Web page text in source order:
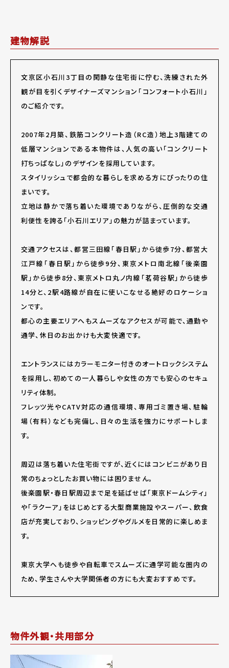
建物解説
文京区小石川3丁目の閑静な住宅街に佇む、洗練された外
観が目を引くデザイナーズマンション「コンフォート小石川」
のご紹介です。
2007年2月築、鉄筋コンクリート造（RC造）地上3階建ての
低層マンションである本物件は、人気の高い「コンクリート
打ちっぱなし」のデザインを採用しています。
スタイリッシュで都会的な暮らしを求める方にぴったりの住
まいです。
立地は静かで落ち着いた環境でありながら、圧倒的な交通
利便性を誇る「小石川エリア」の魅力が詰まっています。
交通アクセスは、都営三田線「春日駅」から徒歩7分、都営大
江戸線「春日駅」から徒歩9分、東京メトロ南北線「後楽園
駅」から徒歩8分、東京メトロ丸ノ内線「茗荷谷駅」から徒歩
14分と、2駅4路線が自在に使いこなせる絶好のロケーショ
ンです。
都心の主要エリアへもスムーズなアクセスが可能で、通勤や
通学、休日のお出かけも大変快適です。
エントランスにはカラーモニター付きのオートロックシステム
を採用し、初めての一人暮らしや女性の方でも安心のセキュ
リティ体制。
フレッツ光やCATV対応の通信環境、専用ゴミ置き場、駐輪
場（有料）なども完備し、日々の生活を強力にサポートしま
す。
周辺は落ち着いた住宅街ですが、近くにはコンビニがあり日
常のちょっとしたお買い物には困りません。
後楽園駅・春日駅周辺まで足を延ばせば「東京ドームシティ」
や「ラクーア」をはじめとする大型商業施設やスーパー、飲食
店が充実しており、ショッピングやグルメを日常的に楽しめま
す。
東京大学へも徒歩や自転車でスムーズに通学可能な圏内の
ため、学生さんや大学関係者の方にも大変おすすめです。
物件外観・共用部分